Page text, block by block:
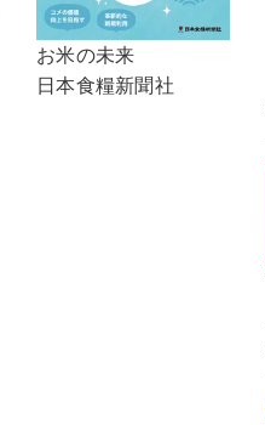
お米の未来
日本食糧新聞社